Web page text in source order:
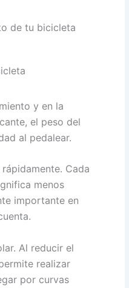
de tu bicicleta
y en la
el peso del
al pedalear.
Cada
menos
importante en
Al reducir el
realizar
por curvas